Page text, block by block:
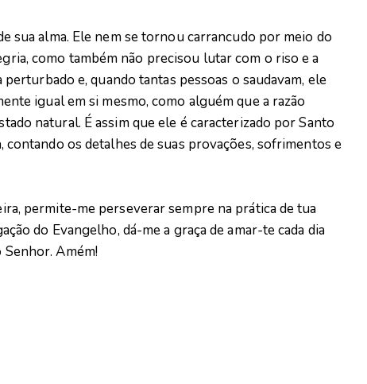
sua alma. Ele nem se tornou carrancudo por meio do
como também não precisou lutar com o riso e a
e, quando tantas pessoas o saudavam, ele
igual em si mesmo, como alguém que a razão
natural. É assim que ele é caracterizado por Santo
contando os detalhes de suas provações, sofrimentos e
permite-me perseverar sempre na prática de tua
do Evangelho, dá-me a graça de amar-te cada dia
Amém!